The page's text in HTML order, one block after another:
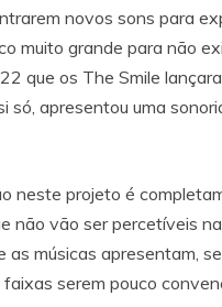
novos sons para
muito grande para não
que os The Smile
apresentou uma
neste projeto é
não vão ser percetíveis
músicas apresentam,
serem pouco